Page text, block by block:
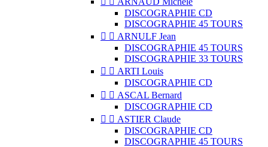
DISCOGRAPHIE CD
DISCOGRAPHIE 45 TOURS
  ARNULF Jean
DISCOGRAPHIE 45 TOURS
DISCOGRAPHIE 33 TOURS
  ARTI Louis
DISCOGRAPHIE CD
  ASCAL Bernard
DISCOGRAPHIE CD
  ASTIER Claude
DISCOGRAPHIE CD
DISCOGRAPHIE 45 TOURS